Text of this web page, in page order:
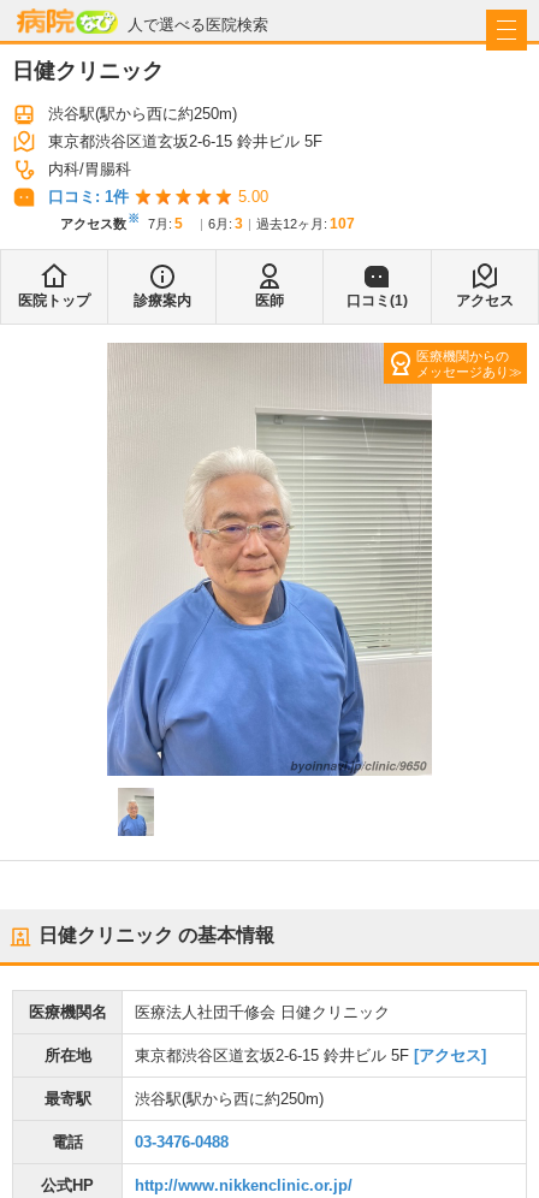
人で選べる医院検索
病院なび
日健クリニック
渋谷駅(駅から西に約250m)
東京都渋谷区道玄坂2-6-15 鈴井ビル 5F
内科 胃腸科
口コミ: 1件 5.00
アクセス数※ 7月 : 5 6月 : 3 過去12ヶ月: 107
医院トップ 診療案内 医師 口コミ(1) アクセス
医療機関からの
メッセージあり
日健クリニック の基本情報
医療機関名 医療法人社団千修会 日健クリニック
所在地 東京都渋谷区道玄坂2-6-15 鈴井ビル 5F [アクセス]
最寄駅 渋谷駅(駅から西に約250m)
電話 03-3476-0488
公式HP http://www.nikkenclinic.or.jp/